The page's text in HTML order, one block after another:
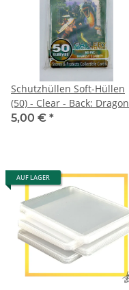
Schutzhüllen Soft-Hüllen
(50) - Clear - Back: Dragon
5,00 € *
AUF LAGER